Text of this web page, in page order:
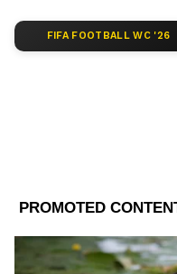
Source
মূল সমস্য়া দীর্ঘ
FIFA FOOTBALL WC '26